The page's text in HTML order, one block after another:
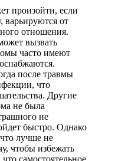
произойти, если
варьируются от
отношения.
вызвать
часто имеют
после травмы
что
Другие
не была
не
быстро. Однако
лучше не
чтобы избежать